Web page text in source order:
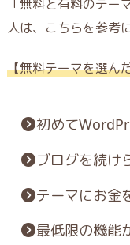
「無料と有料のテー
人は、こちらを参考
【無料テーマを選ん
初めて
ブログを続け
テーマにお金
最低限の機能